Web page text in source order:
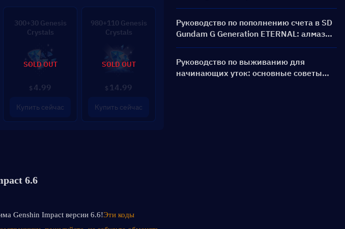
300+30 Genesis
Crystals
$ 4.99
Купить сейчас
SOLD OUT
980+110 Genesis
Crystals
$ 14.99
Купить сейчас
SOLD OUT
6.6
Genshin Impact версии 6.6!Эти коды
дешевле и безопаснее
Руководство по пополнению счета в SD
Gundam G Generation ETERNAL: алмазы,
наборы для прорыва лимита, цены и
Руководство по выживанию для
начинающих уток: основные советы